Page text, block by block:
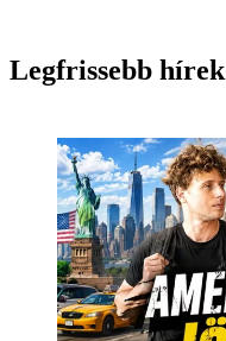
Legfrissebb hírek